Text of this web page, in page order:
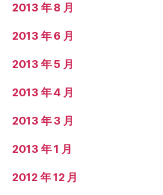
2013 年 8 月
2013 年 6 月
2013 年 5 月
2013 年 4 月
2013 年 3 月
2013 年 1 月
2012 年 12 月